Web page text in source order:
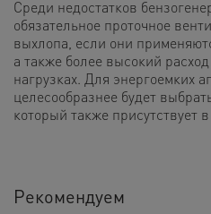
Среди недостатков
обязательное проточное
выхлопа, если они
а также более высокий
нагрузках. Для энергоемких
целесообразнее будет
который также присутствует
Рекомендуем